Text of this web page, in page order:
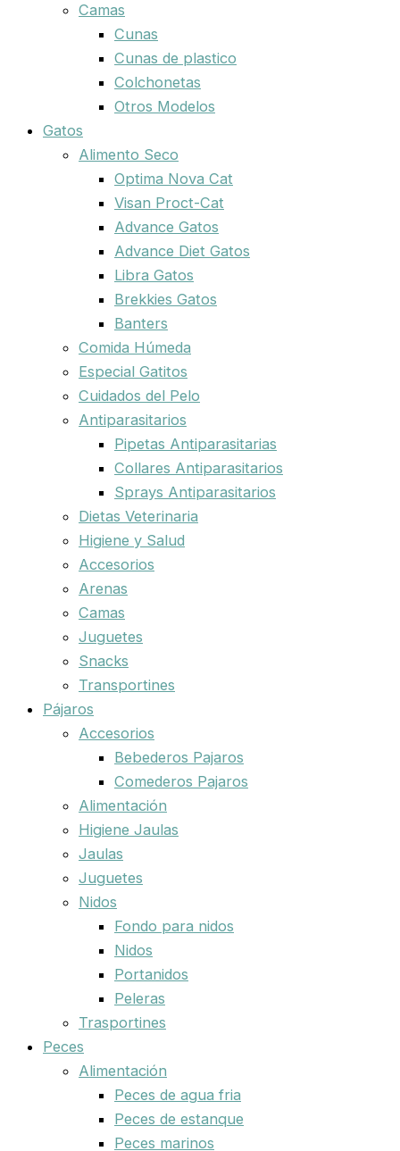
Camas
Cunas
Cunas de plastico
Colchonetas
Otros Modelos
Gatos
Alimento Seco
Optima Nova Cat
Visan Proct-Cat
Advance Gatos
Advance Diet Gatos
Libra Gatos
Brekkies Gatos
Banters
Comida Húmeda
Especial Gatitos
Cuidados del Pelo
Antiparasitarios
Pipetas Antiparasitarias
Collares Antiparasitarios
Sprays Antiparasitarios
Dietas Veterinaria
Higiene y Salud
Accesorios
Arenas
Camas
Juguetes
Snacks
Transportines
Pájaros
Accesorios
Bebederos Pajaros
Comederos Pajaros
Alimentación
Higiene Jaulas
Jaulas
Juguetes
Nidos
Fondo para nidos
Nidos
Portanidos
Peleras
Trasportines
Peces
Alimentación
Peces de agua fria
Peces de estanque
Peces marinos